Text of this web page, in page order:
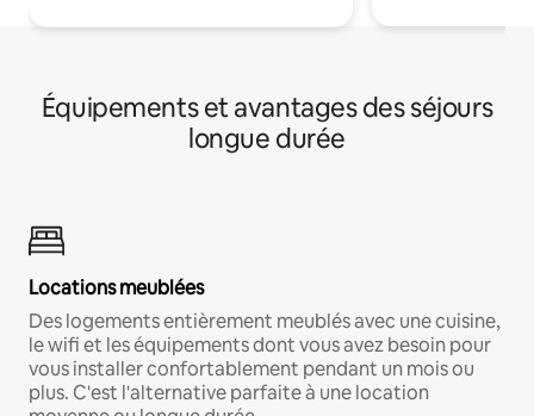
Équipements et avantages des séjours
longue durée
Locations meublées
Des logements entièrement meublés avec une cuisine,
le wifi et les équipements dont vous avez besoin pour
vous installer confortablement pendant un mois ou
plus. C'est l'alternative parfaite à une location